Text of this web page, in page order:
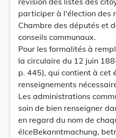
participer à l'élection des
Chambre des députés et
conseils communaux.
Pour les formalités à
la circulaire du 12 juin
p. 445), qui contient à cet
renseignements
Les administrations
soin de bien renseigner
en regard du nom de
élceBekanntmachung,